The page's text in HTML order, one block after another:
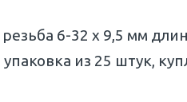
6-32 x 9,5 мм
упаковка из 25 штук,